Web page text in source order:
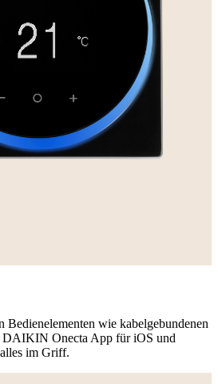
Bedienelementen wie kabelgebundenen
DAIKIN Onecta App für iOS und
im Griff.